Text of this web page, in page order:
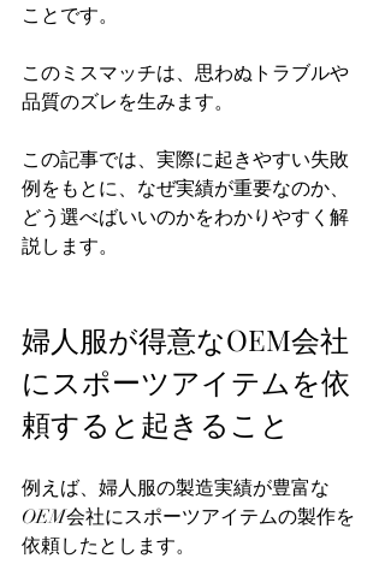
ことです。
このミスマッチは、思わぬトラブルや
品質のズレを生みます。
この記事では、実際に起きやすい失敗
例をもとに、なぜ実績が重要なのか、
どう選べばいいのかをわかりやすく解
説します。
婦人服が得意なOEM会社
にスポーツアイテムを依
頼すると起きること
例えば、婦人服の製造実績が豊富な
OEM会社にスポーツアイテムの製作を
依頼したとします。